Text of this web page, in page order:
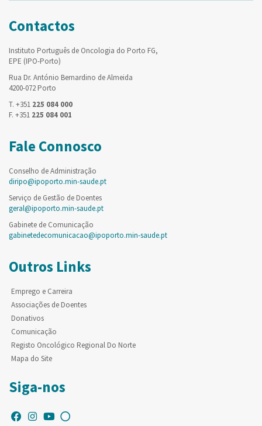
Contactos
Instituto Português de Oncologia do Porto FG,
EPE (IPO-Porto)
Rua Dr. António Bernardino de Almeida
4200-072 Porto
T. +351 225 084 000
F. +351 225 084 001
Fale Connosco
Conselho de Administração
diripo@ipoporto.min-saude.pt
Serviço de Gestão de Doentes
geral@ipoporto.min-saude.pt
Gabinete de Comunicação
gabinetedecomunicacao@ipoporto.min-saude.pt
Outros Links
Emprego e Carreira
Associações de Doentes
Donativos
Comunicação
Registo Oncológico Regional Do Norte
Mapa do Site
Siga-nos